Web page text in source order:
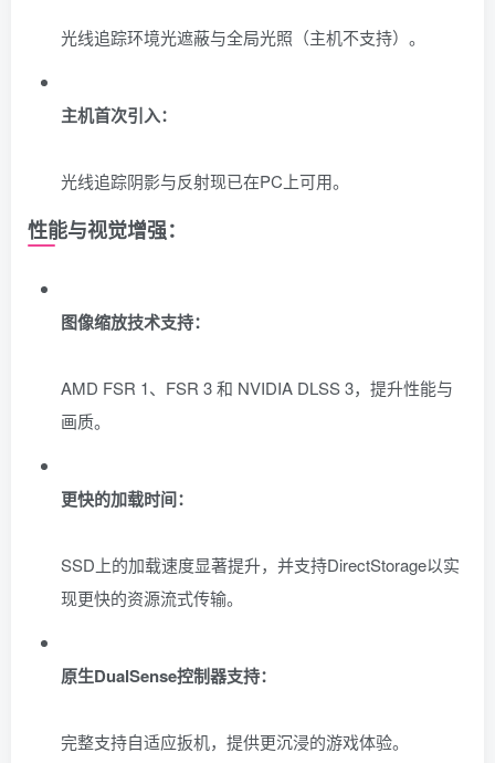
光线追踪环境光遮蔽与全局光照（主机不支持）。
主机首次引入：
光线追踪阴影与反射现已在PC上可用。
性能与视觉增强：
图像缩放技术支持：
AMD FSR 1、FSR 3 和 NVIDIA DLSS 3，提升性能与
画质。
更快的加载时间：
SSD上的加载速度显著提升，并支持DirectStorage以实
现更快的资源流式传输。
原生DualSense控制器支持：
完整支持自适应扳机，提供更沉浸的游戏体验。